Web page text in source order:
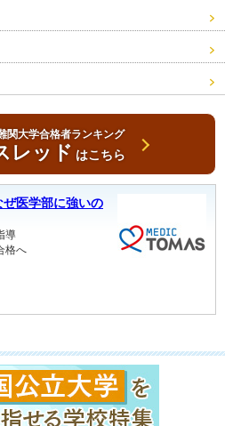
関大学合格者ランキング
レッド はこちら